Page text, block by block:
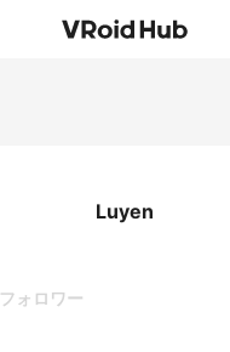
Luyen
フォロワー